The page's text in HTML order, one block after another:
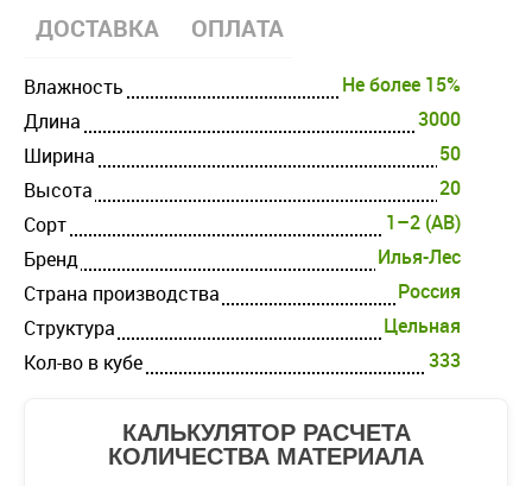
ДОСТАВКА
ОПЛАТА
Влажность
Не более 15%
Длина
3000
Ширина
50
Высота
20
Cорт
1–2 (AB)
Бренд
Илья-Лес
Страна производства
Россия
Структура
Цельная
Кол-во в кубе
333
КАЛЬКУЛЯТОР РАСЧЕТА
КОЛИЧЕСТВА МАТЕРИАЛА